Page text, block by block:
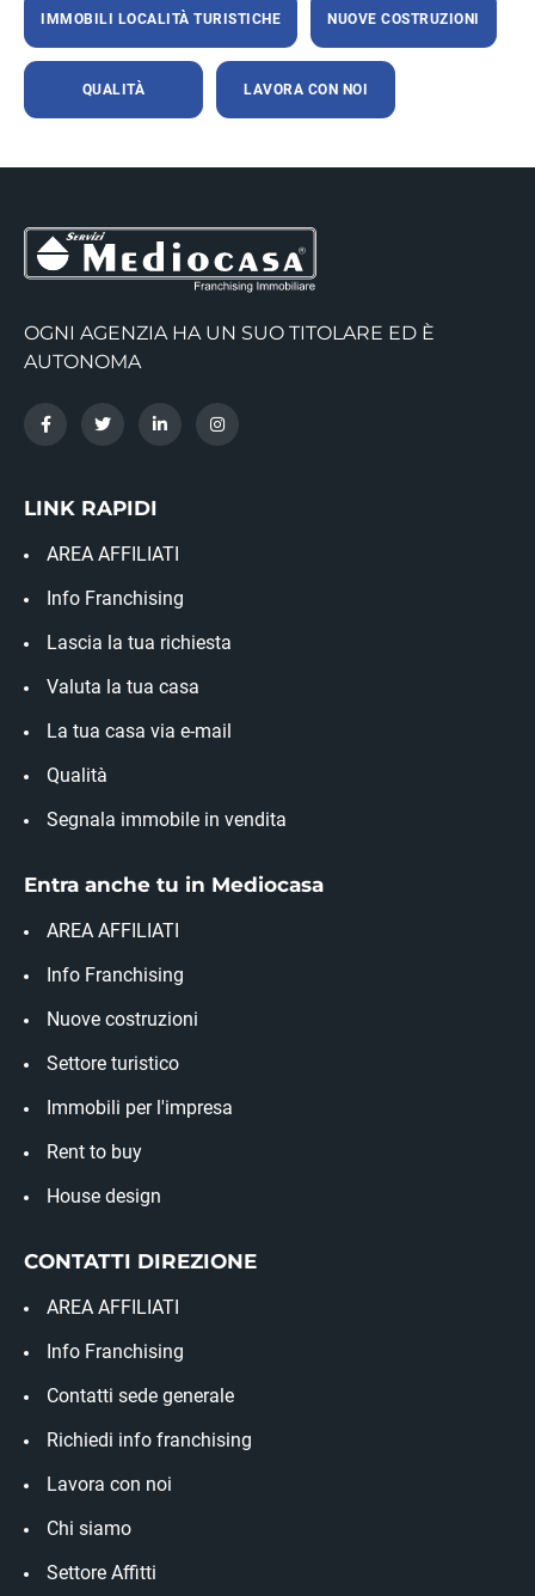
IMMOBILI LOCALITÀ TURISTICHE NUOVE COSTRUZIONI
QUALITÀ LAVORA CON NOI
OGNI AGENZIA HA UN SUO TITOLARE ED È
AUTONOMA
LINK RAPIDI
AREA AFFILIATI
Info Franchising
Lascia la tua richiesta
Valuta la tua casa
La tua casa via e-mail
Qualità
Segnala immobile in vendita
Entra anche tu in Mediocasa
AREA AFFILIATI
Info Franchising
Nuove costruzioni
Settore turistico
Immobili per l'impresa
Rent to buy
House design
CONTATTI DIREZIONE
AREA AFFILIATI
Info Franchising
Contatti sede generale
Richiedi info franchising
Lavora con noi
Chi siamo
Settore Affitti